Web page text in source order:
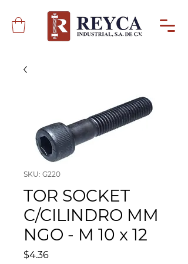
SKU: G220
TOR SOCKET
C/CILINDRO MM
NGO - M 10 x 12
$4.36Precio